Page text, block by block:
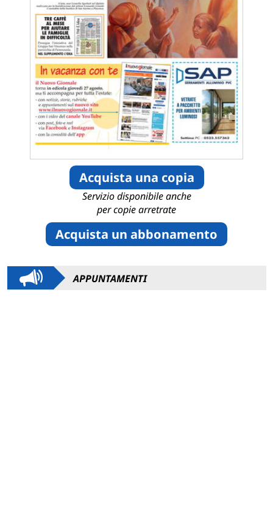
Acquista una copia
Servizio disponibile anche
per copie arretrate
Acquista un abbonamento
APPUNTAMENTI